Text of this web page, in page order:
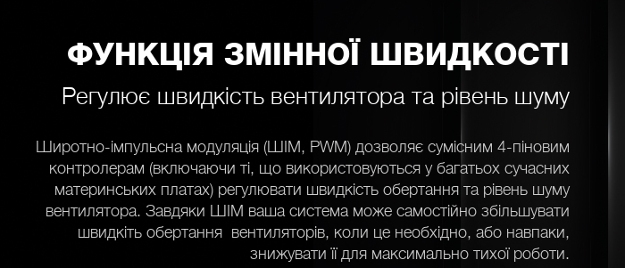
ФУНКЦІЯ ЗМІННОЇ ШВИДКОСТІ
Регулює швидкість вентилятора та рівень шуму
Широтно-імпульсна модуляція (ШІМ, PWM) дозволяє сумісним 4-піновим
контролерам (включаючи ті, що використовуються у багатьох сучасних
материнських платах) регулювати швидкість обертання та рівень шуму
вентилятора. Завдяки ШІМ ваша система може самостійно збільшувати
швидкіть обертання вентиляторів, коли це необхідно, або навпаки,
знижувати її для максимально тихої роботи.